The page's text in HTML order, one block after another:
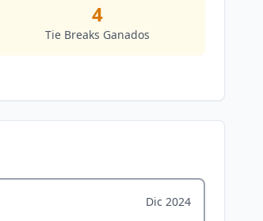
4
Tie Breaks Ganados
Dic 2024